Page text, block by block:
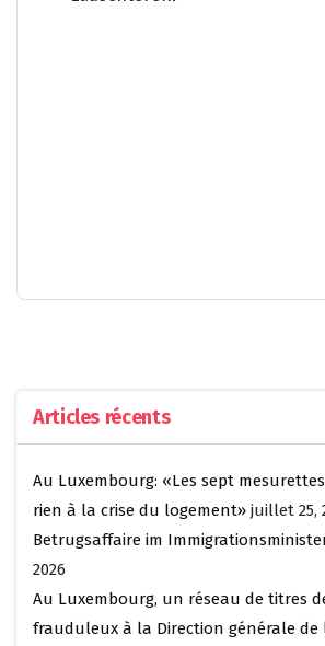
Articles récents
Au Luxembourg: «Les sept
rien à la crise du logement» juillet 25,
Betrugsaffaire im
2026
Au Luxembourg, un réseau de titres
frauduleux à la Direction générale de